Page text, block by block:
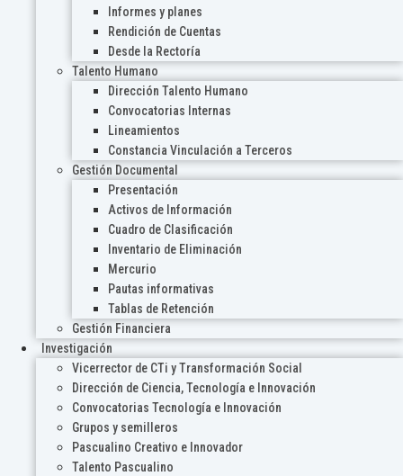
Informes y planes
Rendición de Cuentas
Desde la Rectoría
Talento Humano
Dirección Talento Humano
Convocatorias Internas
Lineamientos
Constancia Vinculación a Terceros
Gestión Documental
Presentación
Activos de Información
Cuadro de Clasificación
Inventario de Eliminación
Mercurio
Pautas informativas
Tablas de Retención
Gestión Financiera
Investigación
Vicerrector de CTi y Transformación Social
Dirección de Ciencia, Tecnología e Innovación
Convocatorias Tecnología e Innovación
Grupos y semilleros
Pascualino Creativo e Innovador
Talento Pascualino